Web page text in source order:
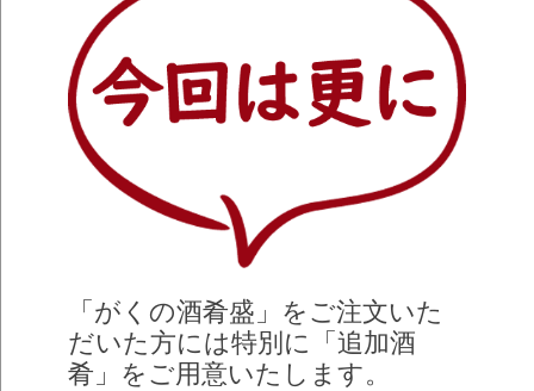
「がくの酒肴盛」をご注文いた
だいた方には特別に「追加酒
肴」をご用意いたします。